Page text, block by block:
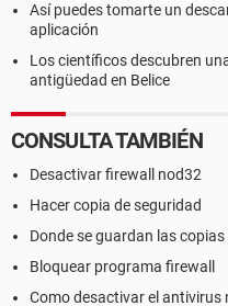
Así puedes tomarte un
aplicación
Los científicos descubren
antigüedad en Belice
CONSULTA TAMBIÉN
Desactivar firewall nod32
Hacer copia de seguridad
Donde se guardan las
Bloquear programa firewall
Como desactivar el antivirus